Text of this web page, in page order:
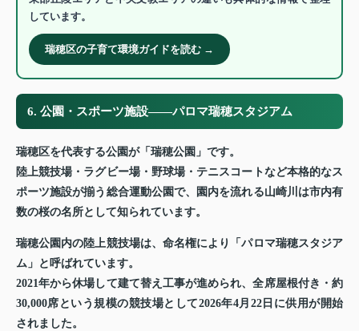
しています。
瑞穂区の子育て環境ガイドを読む →
6. 公園・スポーツ施設——パロマ瑞穂スタジアム
瑞穂区を代表する公園が「瑞穂公園」です。
陸上競技場・ラグビー場・野球場・テニスコートなど本格的なス
ポーツ施設が揃う総合運動公園で、園内を流れる山崎川は市内有
数の桜の名所として知られています。
瑞穂公園内の陸上競技場は、命名権により「パロマ瑞穂スタジア
ム」と呼ばれています。
2021年から休場して建て替え工事が進められ、全席屋根付き・約
30,000席という規模の競技場として2026年4月22日に供用が開始
されました。